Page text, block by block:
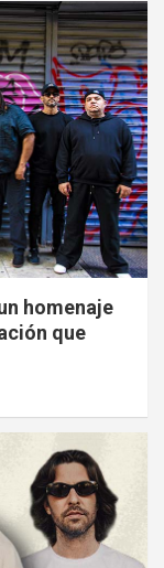
homenaje
que